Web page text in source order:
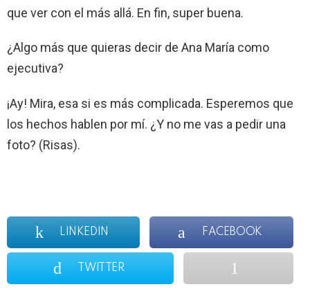
que ver con el más allá. En fin, super buena.
¿Algo más que quieras decir de Ana María como
ejecutiva?
¡Ay! Mira, esa si es más complicada. Esperemos que
los hechos hablen por mí. ¿Y no me vas a pedir una
foto? (Risas).
LINKEDIN FACEBOOK
TWITTER